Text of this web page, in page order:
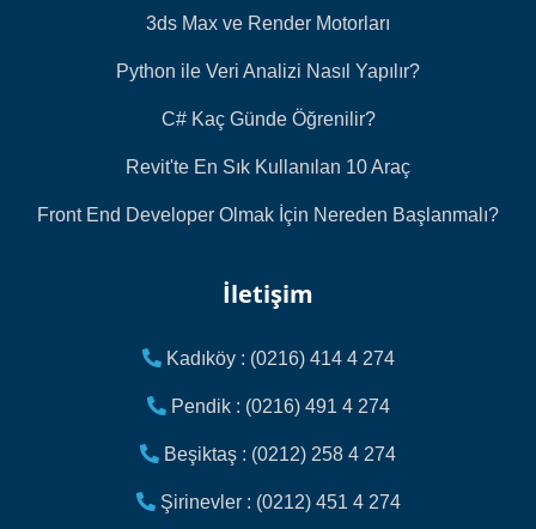
3ds Max ve Render Motorları
Python ile Veri Analizi Nasıl Yapılır?
C# Kaç Günde Öğrenilir?
Revit'te En Sık Kullanılan 10 Araç
Front End Developer Olmak İçin Nereden Başlanmalı?
İletişim
Kadıköy : (0216) 414 4 274
Pendik : (0216) 491 4 274
Beşiktaş : (0212) 258 4 274
Şirinevler : (0212) 451 4 274